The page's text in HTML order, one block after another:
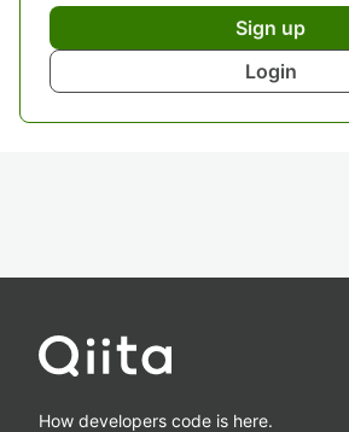
Sign up
Login
How developers code is here.